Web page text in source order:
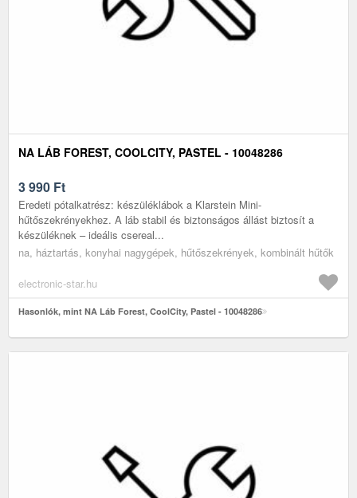
NA LÁB FOREST, COOLCITY, PASTEL - 10048286
3 990 Ft
Eredeti pótalkatrész: készüléklábok a Klarstein Mini-
hűtőszekrényekhez. A láb stabil és biztonságos állást biztosít a
készüléknek – ideális csereal...
na, háztartás, konyhai nagygépek, hűtőszekrények, kombinált hűtők
electronic-star.hu
Hasonlók, mint NA Láb Forest, CoolCity, Pastel - 10048286